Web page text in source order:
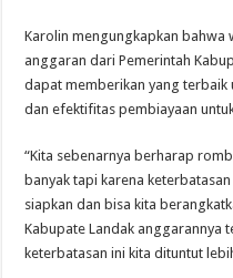
Karolin mengungkapkan bahwa
anggaran dari Pemerintah
dapat memberikan yang terbaik
dan efektifitas pembiayaan
“Kita sebenarnya berharap
banyak tapi karena
siapkan dan bisa kita
Kabupate Landak anggarannya
keterbatasan ini kita dituntut